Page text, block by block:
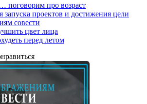
поговорим про возраст
запуска проектов и достижения цели
совести
цвет лица
перед летом